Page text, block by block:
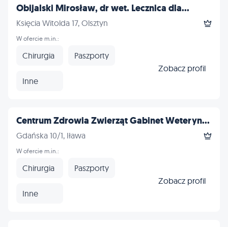
Obijalski Mirosław, dr wet. Lecznica dla...
Księcia Witolda 17, Olsztyn
W ofercie m.in.:
Chirurgia Paszporty
Inne
Zobacz profil
Centrum Zdrowia Zwierząt Gabinet Weteryn...
Gdańska 10/1, Iława
W ofercie m.in.:
Chirurgia Paszporty
Inne
Zobacz profil